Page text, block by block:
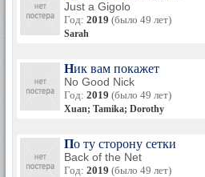
Just a Gigolo
Год: 2019 (было 49 лет)
Sarah
Ник вам покажет
No Good Nick
Год: 2019 (было 49 лет)
Xuan; Tamika; Dorothy
По ту сторону сетки
Back of the Net
Год: 2019 (было 49 лет)